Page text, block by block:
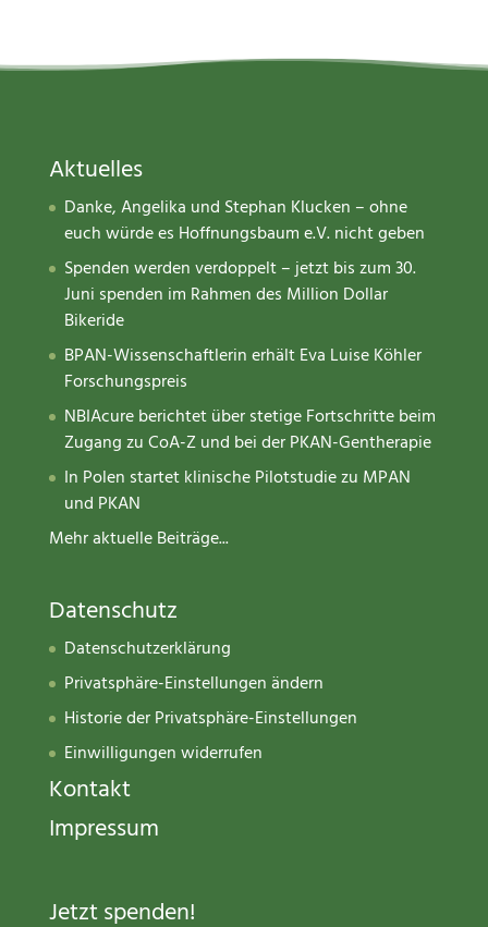
Aktuelles
Danke, Angelika und Stephan Klucken – ohne
euch würde es Hoffnungsbaum e.V. nicht geben
Spenden werden verdoppelt – jetzt bis zum 30.
Juni spenden im Rahmen des Million Dollar
Bikeride
BPAN-Wissenschaftlerin erhält Eva Luise Köhler
Forschungspreis
NBIAcure berichtet über stetige Fortschritte beim
Zugang zu CoA-Z und bei der PKAN-Gentherapie
In Polen startet klinische Pilotstudie zu MPAN
und PKAN
Mehr aktuelle Beiträge...
Datenschutz
Datenschutzerklärung
Privatsphäre-Einstellungen ändern
Historie der Privatsphäre-Einstellungen
Einwilligungen widerrufen
Kontakt
Impressum
Jetzt spenden!